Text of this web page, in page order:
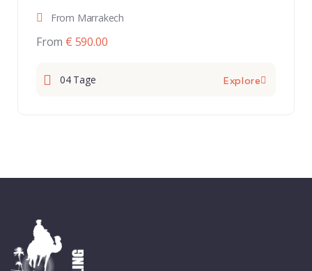
From Marrakech
From € 590.00
04 Tage Explore